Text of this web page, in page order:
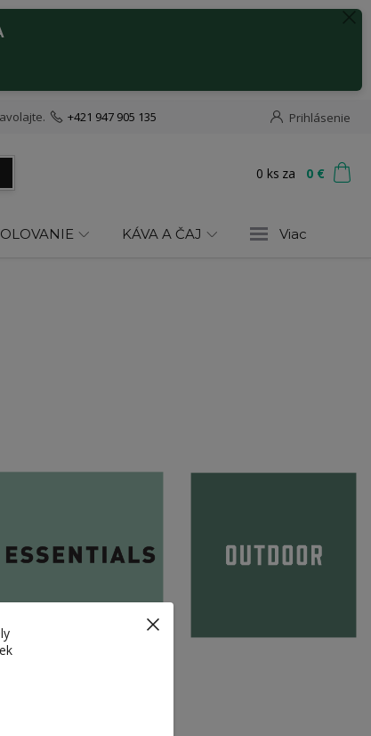
Prihlásenie
+421 947 905 135
0 ks za 0 €
KÁVA A ČAJ Viac